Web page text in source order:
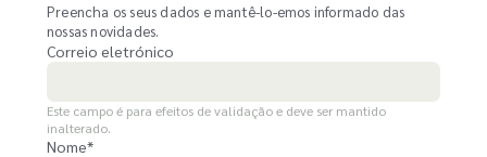
Preencha os seus dados e mantê-lo-emos informado das
nossas novidades.
Correio eletrónico
Este campo é para efeitos de validação e deve ser mantido
inalterado.
Nome*